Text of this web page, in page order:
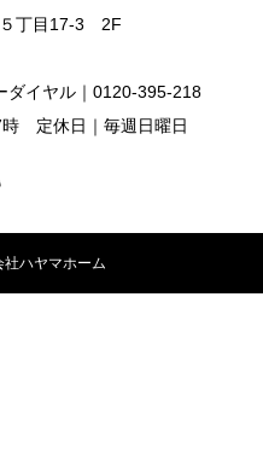
５丁目17-3 2F
イヤル｜0120-395-218
時 定休日｜毎週日曜日
ハヤマホーム